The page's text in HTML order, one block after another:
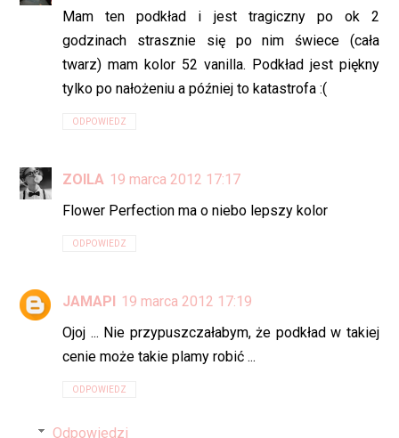
Mam ten podkład i jest tragiczny po ok 2
godzinach strasznie się po nim świece (cała
twarz) mam kolor 52 vanilla. Podkład jest piękny
tylko po nałożeniu a później to katastrofa :(
ODPOWIEDZ
ZOILA 19 marca 2012 17:17
Flower Perfection ma o niebo lepszy kolor
ODPOWIEDZ
JAMAPI
19 marca 2012 17:19
Ojoj ... Nie przypuszczałabym, że podkład w takiej
cenie może takie plamy robić ...
ODPOWIEDZ
Odpowiedzi